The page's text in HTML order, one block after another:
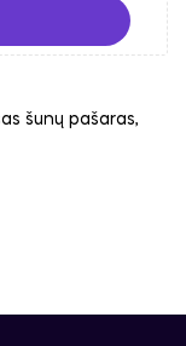
šunų pašaras,